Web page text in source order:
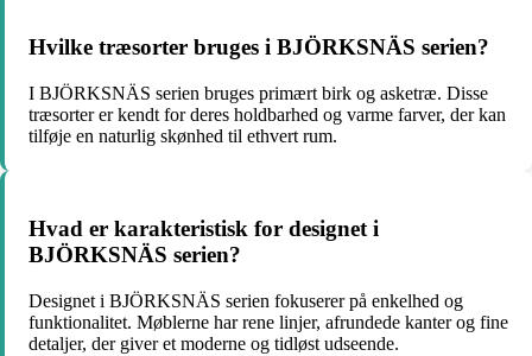
Hvilke træsorter bruges i BJÖRKSNÄS serien?
I BJÖRKSNÄS serien bruges primært birk og asketræ. Disse
træsorter er kendt for deres holdbarhed og varme farver, der kan
tilføje en naturlig skønhed til ethvert rum.
Hvad er karakteristisk for designet i
BJÖRKSNÄS serien?
Designet i BJÖRKSNÄS serien fokuserer på enkelhed og
funktionalitet. Møblerne har rene linjer, afrundede kanter og fine
detaljer, der giver et moderne og tidløst udseende.